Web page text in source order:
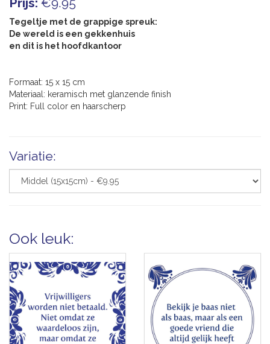
Tegeltje met de grappige spreuk:
De wereld is een gekkenhuis
en dit is het hoofdkantoor
Formaat: 15 x 15 cm
Materiaal: keramisch met glanzende finish
Print: Full color en haarscherp
Variatie:
Ook leuk: